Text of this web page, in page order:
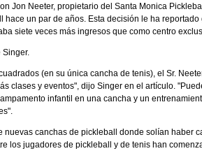
Jon Neeter, propietario del Santa Monica
hace un par de años. Esta decisión le ha
siete veces más ingresos que como centro
(en su única cancha de tenis), el Sr.
clases y eventos", dijo Singer en el artículo.
infantil en una cancha y un
nuevas canchas de pickleball donde solían haber
los jugadores de pickleball y de tenis han